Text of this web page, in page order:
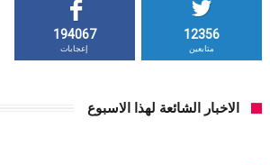
12356
متابعين
194067
إعجابات
الاخبار الشائعة لهذا الاسبوع